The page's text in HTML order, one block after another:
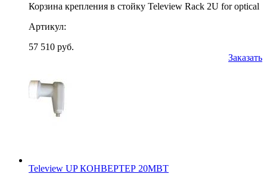
Корзина крепления в стойку Teleview Rack 2U for optical
Артикул:
57 510 руб.
Заказать
Teleview UP КОНВЕРТЕР 20МВТ